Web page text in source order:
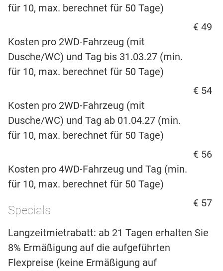
für 10, max. berechnet für 50 Tage)
€ 49
Kosten pro 2WD-Fahrzeug (mit
Dusche/WC) und Tag bis 31.03.27 (min.
für 10, max. berechnet für 50 Tage)
€ 54
Kosten pro 2WD-Fahrzeug (mit
Dusche/WC) und Tag ab 01.04.27 (min.
für 10, max. berechnet für 50 Tage)
€ 56
Kosten pro 4WD-Fahrzeug und Tag (min.
für 10, max. berechnet für 50 Tage)
€ 57
Specials
Langzeitmietrabatt: ab 21 Tagen erhalten Sie
8% Ermäßigung auf die aufgeführten
Flexpreise (keine Ermäßigung auf